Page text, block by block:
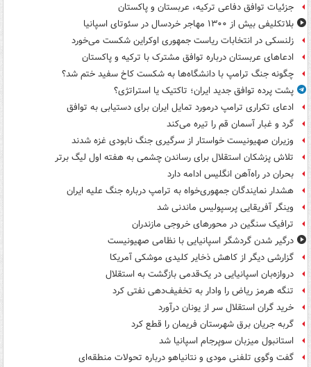
جزئیات توافق دفاعی ترکیه، عربستان و پاکستان
بلاتکلیفی بیش از ۱۳۰۰ مهاجر خردسال در سئوتای اسپانیا
زلنسکی در انتخابات ریاست جمهوری اوکراین شکست می‌خورد
ادعاهای عربستان درباره توافق مشترک با ترکیه و پاکستان
چگونه جنگ ترامپ با دانشگاه‌ها به شکست کاخ سفید ختم شد؟
پشت پرده توافق جدید ایران؛ تاکتیک یا استراتژی؟
ادعای تکراری ترامپ درمورد تمایل ایران برای دستیابی به توافق
گرد و غبار آسمان قم را تیره می‌کند
وزیران صهیونیست خواستار از سرگیری جنگ نابودی غزه شدند
تلاش پزشکان استقلال برای رساندن چشمی به هفته اول لیگ برتر
بحران در راه‌آهن انگلیس ادامه دارد
هشدار نمایندگان جمهوری‌خواه به ترامپ درباره جنگ علیه ایران
وینگر آفریقایی پرسپولیس ماندنی شد
ترافیک سنگین در محورهای خروجی مازندران
درگیر شدن گردشگر اسپانیایی با نظامی صهیونیست
گزارشی دیگر از کاهش ذخایر کلیدی موشکی آمریکا
دروازه‌بان اسپانیایی در یک‌قدمی بازگشت به استقلال
تنگه هرمز ریاض را وادار به تخفیف‌دهی نفتی کرد
خرید گران استقلال سر از یونان درآورد
گربه جریان برق شهرستان فریمان را قطع کرد
استانبول میزبان سوپرجام اسپانیا شد
گفت وگوی تلفنی مودی و نتانیاهو درباره تحولات منطقه‌ای